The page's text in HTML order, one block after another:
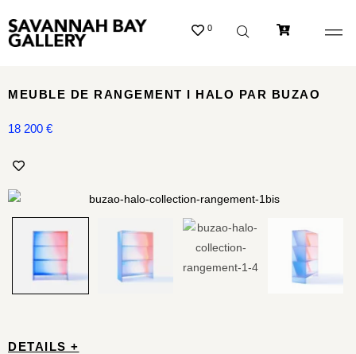
0
DETAILS +
MEUBLE DE RANGEMENT I HALO PAR BUZAO
18 200 €